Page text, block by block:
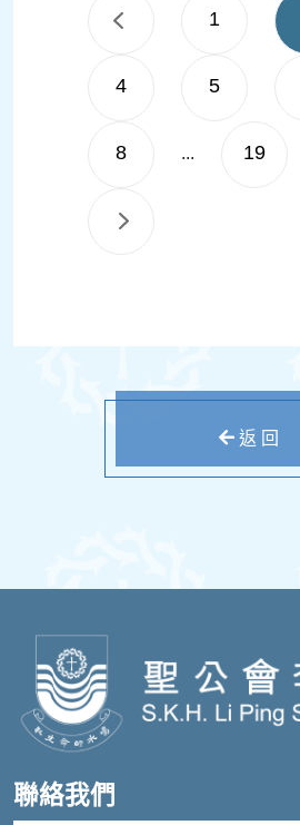
1
4 5
8 ... 19
返 回
聯絡我們